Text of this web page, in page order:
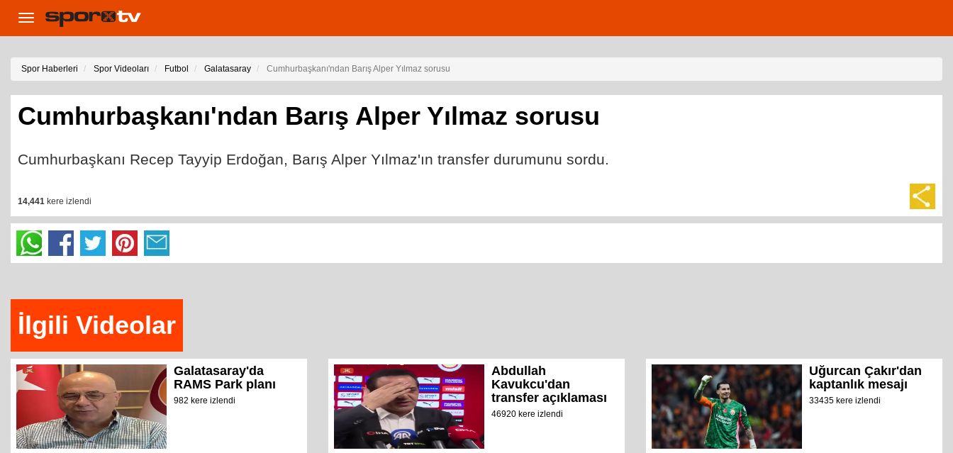
Toggle
navigation
Spor Haberleri Spor Videoları Futbol Galatasaray Cumhurbaşkanı'ndan Barış Alper Yılmaz sorusu
Cumhurbaşkanı'ndan Barış Alper Yılmaz sorusu
Cumhurbaşkanı Recep Tayyip Erdoğan, Barış Alper Yılmaz'ın transfer durumunu sordu.
14,441 kere izlendi
İlgili Videolar
Galatasaray'da
RAMS Park planı
982 kere izlendi
Abdullah
Kavukcu'dan
transfer açıklaması
46920 kere izlendi
Uğurcan Çakır'dan
kaptanlık mesajı
33435 kere izlendi